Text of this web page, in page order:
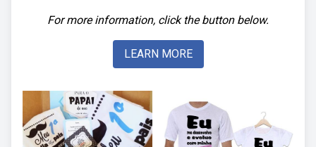
For more information, click the button below.
LEARN MORE